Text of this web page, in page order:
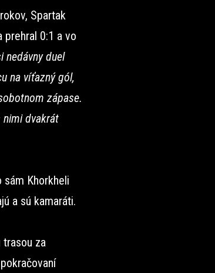
Spartak
prehral 0:1 a vo
nedávny duel
na víťazný gól,
zápase.
nimi dvakrát
Khorkheli
a sú kamaráti.
trasou za